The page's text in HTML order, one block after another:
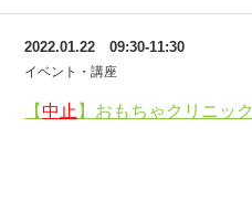
【中止 】おもちゃクリニック
2022.01.22 09:30-11:30
イベント・講座